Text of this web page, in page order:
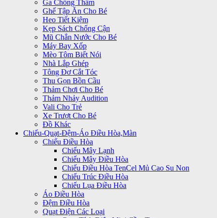
Ga Chống Thấm
Ghế Tập Ăn Cho Bé
Heo Tiết Kiệm
Kẹp Sách Chống Cận
Mũ Chắn Nước Cho Bé
Máy Bay Xốp
Mèo Tôm Biết Nói
Nhà Lắp Ghép
Tông Đơ Cắt Tóc
Thu Gọn Bồn Cầu
Thảm Chơi Cho Bé
Thảm Nhảy Audition
Vali Cho Trẻ
Xe Trượt Cho Bé
Đồ Khác
Chiếu-Quạt-Đệm-Áo Điều Hòa,Màn
Chiếu Điều Hòa
Chiếu Mây Lạnh
Chiếu Mây Điều Hòa
Chiếu Điều Hòa TenCel Mủ Cao Su Non
Chiếu Trúc Điều Hòa
Chiếu Lụa Điều Hòa
Áo Điều Hòa
Đệm Điều Hòa
Quạt Điện Các Loại